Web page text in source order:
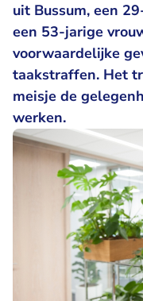
uit Bussum, een
een 53-jarige
voorwaardelijke
taakstraffen. Het
meisje de
werken.